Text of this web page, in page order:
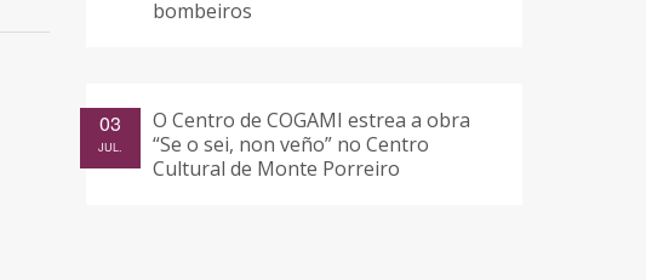
bombeiros
O Centro de COGAMI estrea a obra
“Se o sei, non veño” no Centro
Cultural de Monte Porreiro
03
JUL.